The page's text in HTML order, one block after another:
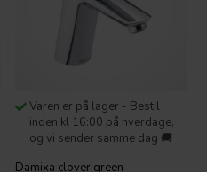
Varen er på lager - Bestil
inden kl 16:00 på hverdage,
og vi sender samme dag 🚚
Damixa clover green